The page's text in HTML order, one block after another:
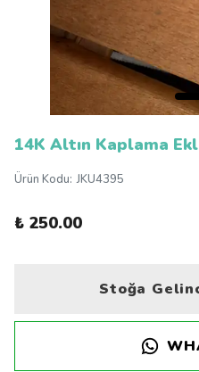
14K Altın Kaplama
Ürün Kodu: JKU4395
₺ 250.00
Stoğa